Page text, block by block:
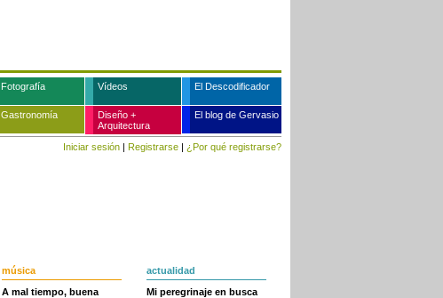
Fotografía Vídeos El Descodificador
Gastronomía
Diseño +
Arquitectura
El blog de Gervasio
Iniciar sesión | Registrarse | ¿Por qué registrarse?
música
A mal tiempo, buena
actualidad
Mi peregrinaje en busca